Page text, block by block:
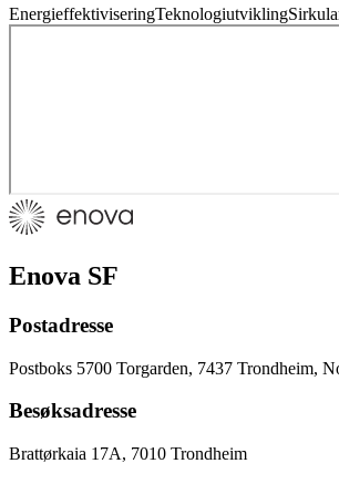
EnergieffektiviseringTeknologiutvikling
Enova SF
Postadresse
Postboks 5700 Torgarden, 7437 Trondheim,
Besøksadresse
Brattørkaia 17A, 7010 Trondheim